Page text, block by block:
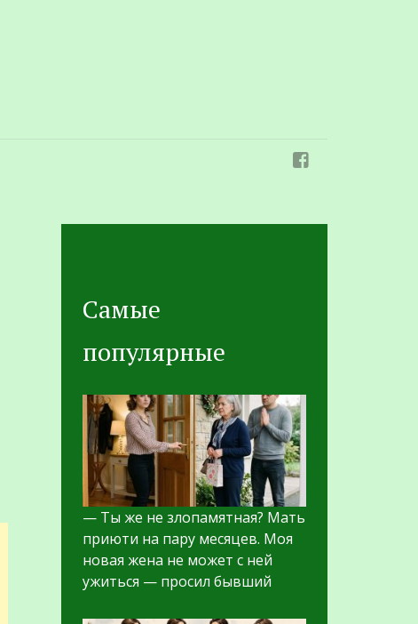
Самые
популярные
— Ты же не злопамятная? Мать
приюти на пару месяцев. Моя
новая жена не может с ней
ужиться — просил бывший